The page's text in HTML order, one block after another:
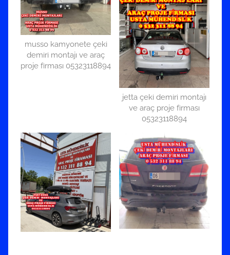
musso kamyonete çeki
demiri montajı ve araç
proje firması 05323118894
jetta çeki demiri montajı
ve araç proje firması
05323118894